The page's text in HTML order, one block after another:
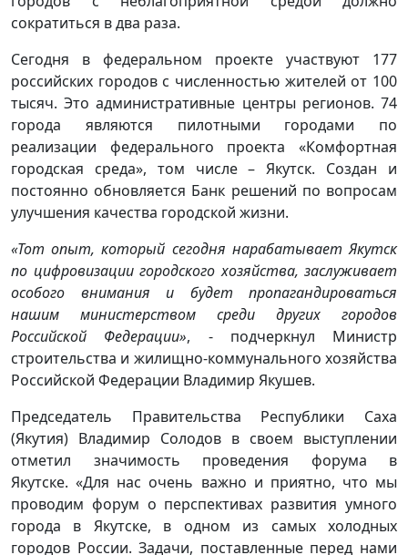
сократиться в два раза.
Сегодня в федеральном проекте участвуют 177
российских городов с численностью жителей от 100
тысяч. Это административные центры регионов. 74
города являются пилотными городами по
реализации федерального проекта «Комфортная
городская среда», том числе – Якутск. Создан и
постоянно обновляется Банк решений по вопросам
улучшения качества городской жизни.
«Тот опыт, который сегодня нарабатывает Якутск
по цифровизации городского хозяйства, заслуживает
особого внимания и будет пропагандироваться
нашим министерством среди других городов
Российской Федерации», - подчеркнул Министр
строительства и жилищно-коммунального хозяйства
Российской Федерации Владимир Якушев.
Председатель Правительства Республики Саха
(Якутия) Владимир Солодов в своем выступлении
отметил значимость проведения форума в
Якутске. «Для нас очень важно и приятно, что мы
проводим форум о перспективах развития умного
города в Якутске, в одном из самых холодных
городов России. Задачи, поставленные перед нами